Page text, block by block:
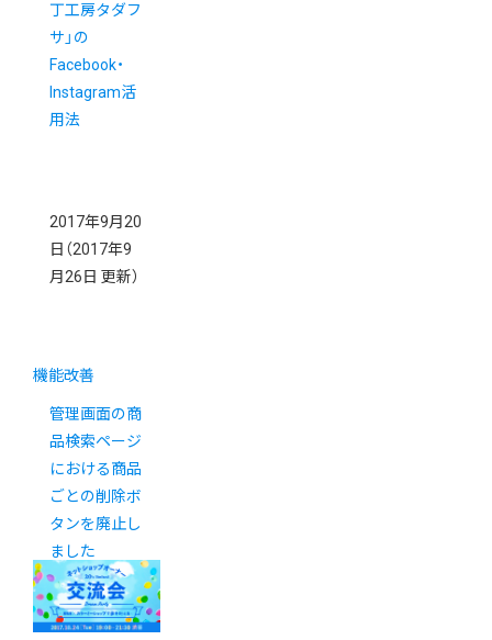
丁工房タダフ
サ」の
Facebook・
Instagram活
用法
2017年9月20
日 （2017年9
月26日 更新）
機能改善
管理画面の商
品検索ページ
における商品
ごとの削除ボ
タンを廃止し
ました